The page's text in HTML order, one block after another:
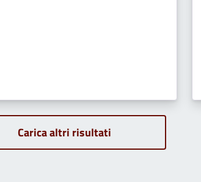
Carica altri risultati